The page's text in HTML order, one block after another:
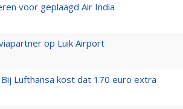
voor geplaagd Air India
op Luik Airport
Lufthansa kost dat 170 euro extra